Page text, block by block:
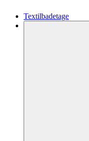
Textilbadetage